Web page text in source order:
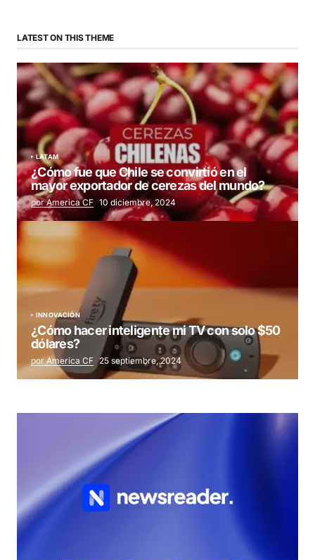
LATEST ON THIS THEME
LATAM
¿Cómo fue que Chile se convirtió en el
mayor exportador de cerezas del mundo?
por America CF 10 diciembre, 2024
INNOVACIÓN
¿Cómo hacer inteligente mi TV con solo $50
dólares?
por America CF 25 septiembre, 2024